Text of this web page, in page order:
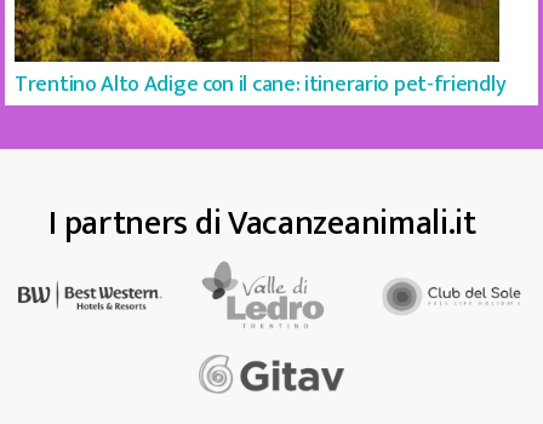
Trentino Alto Adige con il cane: itinerario pet-friendly
I partners di Vacanzeanimali.it